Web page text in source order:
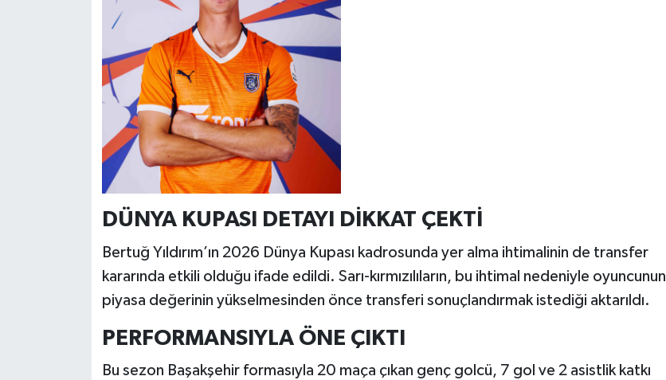
DÜNYA KUPASI DETAYI DİKKAT ÇEKTİ
Bertuğ Yıldırım’ın 2026 Dünya Kupası kadrosunda yer alma ihtimalinin de transfer
kararında etkili olduğu ifade edildi. Sarı-kırmızılıların, bu ihtimal nedeniyle oyuncunun
piyasa değerinin yükselmesinden önce transferi sonuçlandırmak istediği aktarıldı.
PERFORMANSIYLA ÖNE ÇIKTI
Bu sezon Başakşehir formasıyla 20 maça çıkan genç golcü, 7 gol ve 2 asistlik katkı